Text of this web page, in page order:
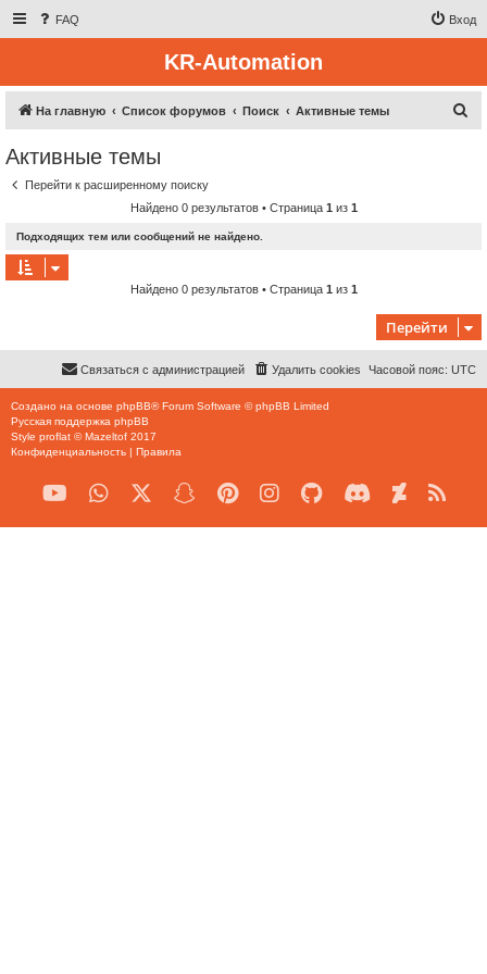
FAQ Вход
KR-Automation
На главную Список форумов Поиск Активные темы
Активные темы
Перейти к расширенному поиску
Найдено 0 результатов • Страница 1 из 1
Подходящих тем или сообщений не найдено.
Найдено 0 результатов • Страница 1 из 1
Перейти
Часовой пояс: UTC
Удалить cookies
Связаться с администрацией
Создано на основе phpBB® Forum Software © phpBB Limited
Русская поддержка phpBB
Style proflat ©Mazeltof 2017
Конфиденциальность | Правила